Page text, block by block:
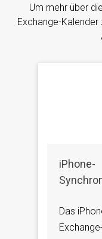
Um mehr über
Exchange-
iPhone-
Das